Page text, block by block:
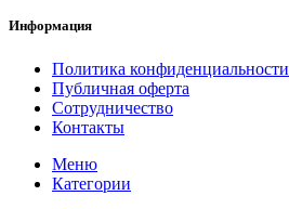
Информация
Политика конфиденциальности
Публичная оферта
Сотрудничество
Контакты
Меню
Категории